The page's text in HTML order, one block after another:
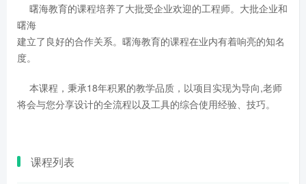
曙海教育的课程培养了大批受企业欢迎的工程师。大批企业和
曙海
建立了良好的合作关系。曙海教育的课程在业内有着响亮的知名
度。
本课程，秉承18年积累的教学品质，以项目实现为导向,老师
将会与您分享设计的全流程以及工具的综合使用经验、技巧。
课程列表